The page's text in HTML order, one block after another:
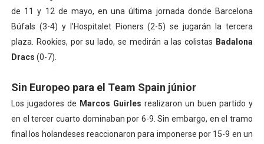
de 11 y 12 de mayo, en una última jornada donde Barcelona
Búfals (3-4) y l’Hospitalet Pioners (2-5) se jugarán la tercera
plaza. Rookies, por su lado, se medirán a las colistas Badalona
Dracs (0-7).
Sin Europeo para el Team Spain júnior
Los jugadores de Marcos Guirles realizaron un buen partido y
en el tercer cuarto dominaban por 6-9. Sin embargo, en el tramo
final los holandeses reaccionaron para imponerse por 15-9 en un